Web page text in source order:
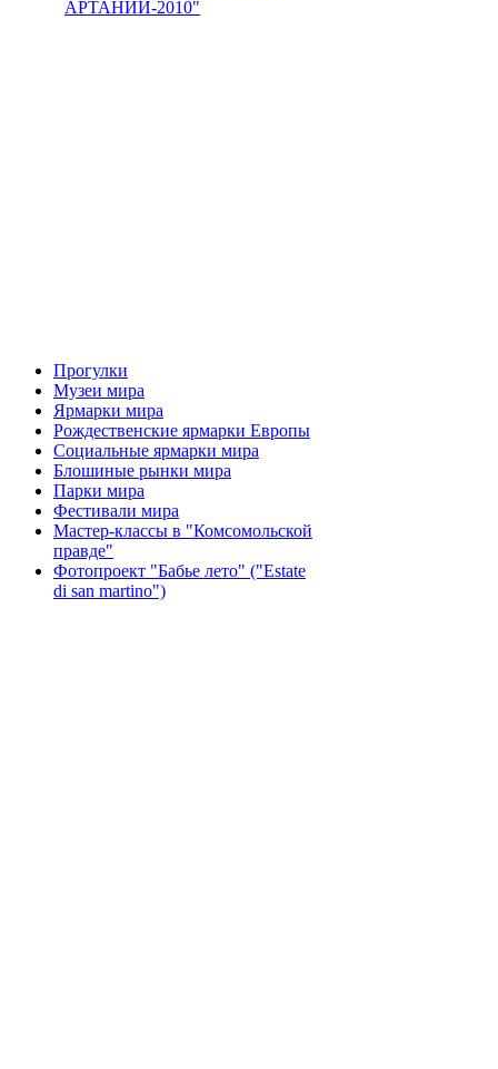
АРТАНИИ-2010"
Прогулки
Музеи мира
Ярмарки мира
Рождественские ярмарки Европы
Социальные ярмарки мира
Блошиные рынки мира
Парки мира
Фестивали мира
Мастер-классы в "Комсомольской
правде"
Фотопроект "Бабье лето" ("Еstate
di san martino")